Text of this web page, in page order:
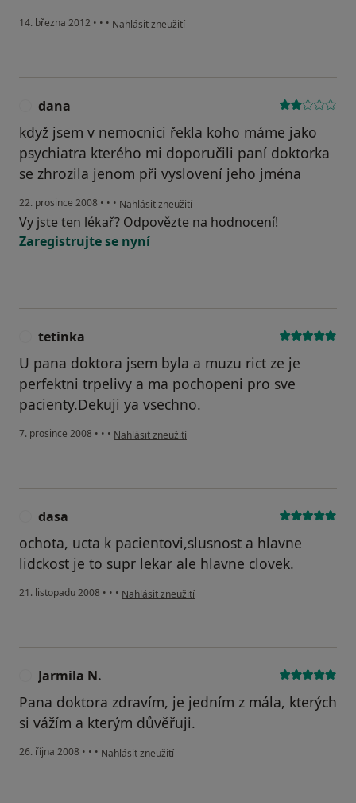
14. března 2012 • • • podle názoru uživatele Svoboda
Nahlásit zneužití
dana
když jsem v nemocnici řekla koho máme jako
psychiatra kterého mi doporučili paní doktorka
se zhrozila jenom při vyslovení jeho jména
22. prosince 2008 • • • podle názoru uživatele dana
Nahlásit zneužití
Vy jste ten lékař? Odpovězte na hodnocení!
Zaregistrujte se nyní
tetinka
U pana doktora jsem byla a muzu rict ze je
perfektni trpelivy a ma pochopeni pro sve
pacienty.Dekuji ya vsechno.
7. prosince 2008 • • • podle názoru uživatele tetinka
Nahlásit zneužití
dasa
ochota, ucta k pacientovi,slusnost a hlavne
lidckost je to supr lekar ale hlavne clovek.
21. listopadu 2008 • • • podle názoru uživatele dasa
Nahlásit zneužití
Jarmila N.
Pana doktora zdravím, je jedním z mála, kterých
si vážím a kterým důvěřuji.
26. října 2008 • • • podle názoru uživatele Jarmila N.
Nahlásit zneužití